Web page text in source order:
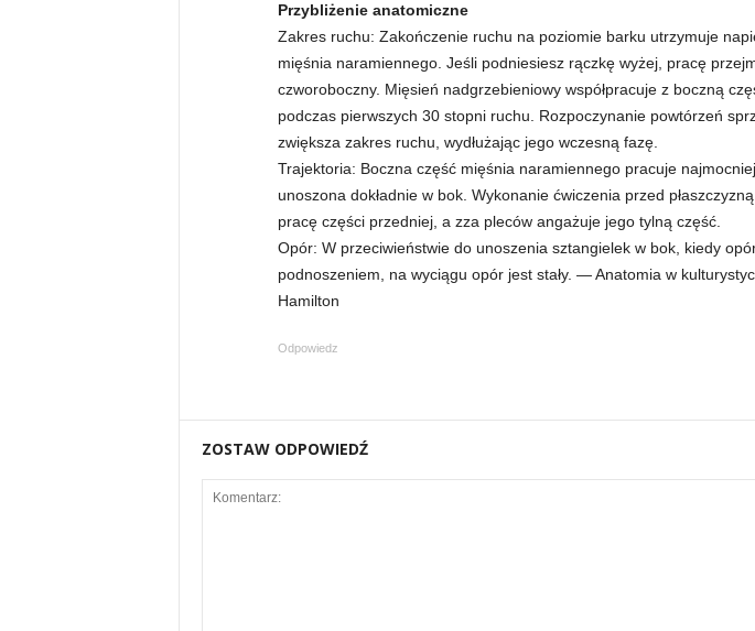
i
ł
o
i
Przybliżenie anatomiczne
Zakres ruchu: Zakończenie ruchu na poziomie barku utrzymuje
mięśnia naramiennego. Jeśli podniesiesz rączkę wyżej, pracę
czworoboczny. Mięsień nadgrzebieniowy współpracuje z boczną
podczas pierwszych 30 stopni ruchu. Rozpoczynanie powtórzeń
zwiększa zakres ruchu, wydłużając jego wczesną fazę.
Trajektoria: Boczna część mięśnia naramiennego pracuje
unoszona dokładnie w bok. Wykonanie ćwiczenia przed
pracę części przedniej, a zza pleców angażuje jego tylną część.
Opór: W przeciwieństwie do unoszenia sztangielek w bok, kiedy
podnoszeniem, na wyciągu opór jest stały. — Anatomia w
Hamilton
Odpowiedz
ZOSTAW ODPOWIEDŹ